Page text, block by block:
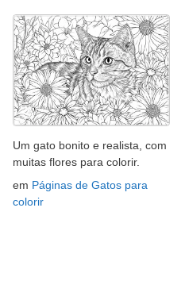
Um gato bonito e realista, com
muitas flores para colorir.
em Páginas de Gatos para
colorir